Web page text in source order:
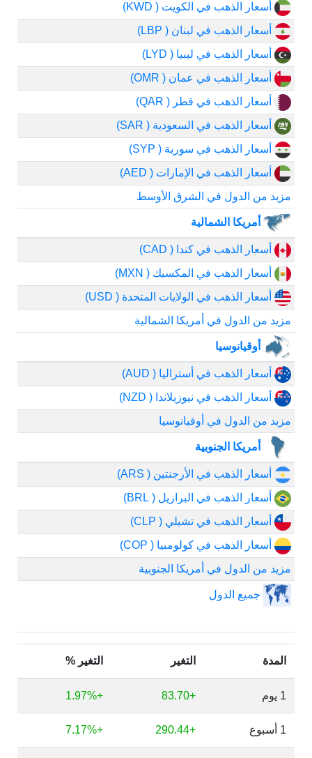
أسعار الذهب في الكويت ( KWD)
أسعار الذهب في لبنان ( LBP)
أسعار الذهب في ليبيا ( LYD)
أسعار الذهب في عمان ( OMR)
أسعار الذهب في قطر ( QAR)
أسعار الذهب في السعودية ( SAR)
أسعار الذهب في سورية ( SYP)
أسعار الذهب في الإمارات ( AED)
مزيد من الدول في الشرق الأوسط
أمريكا الشمالية
أسعار الذهب في كندا ( CAD)
أسعار الذهب في المكسيك ( MXN)
أسعار الذهب في الولايات المتحدة ( USD)
مزيد من الدول في أمريكا الشمالية
أوقيانوسيا
أسعار الذهب في أستراليا ( AUD)
أسعار الذهب في نيوزيلاندا ( NZD)
مزيد من الدول في أوقيانوسيا
أمريكا الجنوبية
أسعار الذهب في الأرجنتين ( ARS)
أسعار الذهب في البرازيل ( BRL)
أسعار الذهب في تشيلي ( CLP)
أسعار الذهب في كولومبيا ( COP)
مزيد من الدول في أمريكا الجنوبية
جميع الدول
المدة التغير التغير %
1 يوم +83.70
+1.97%
1 أسبوع +290.44
+7.17%